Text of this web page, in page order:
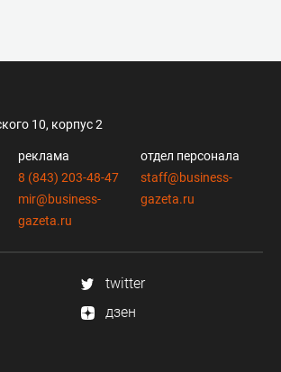
10, корпус 2
реклама
8 (843) 203-48-47
mir@business-
gazeta.ru
отдел персонала
staff@business-
gazeta.ru
twitter
дзен